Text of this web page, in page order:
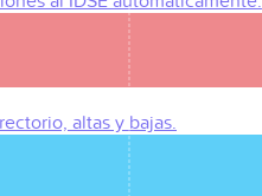
altas y bajas.